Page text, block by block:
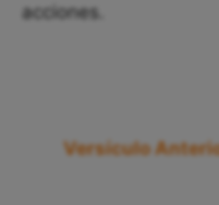
acciones.
Versículo